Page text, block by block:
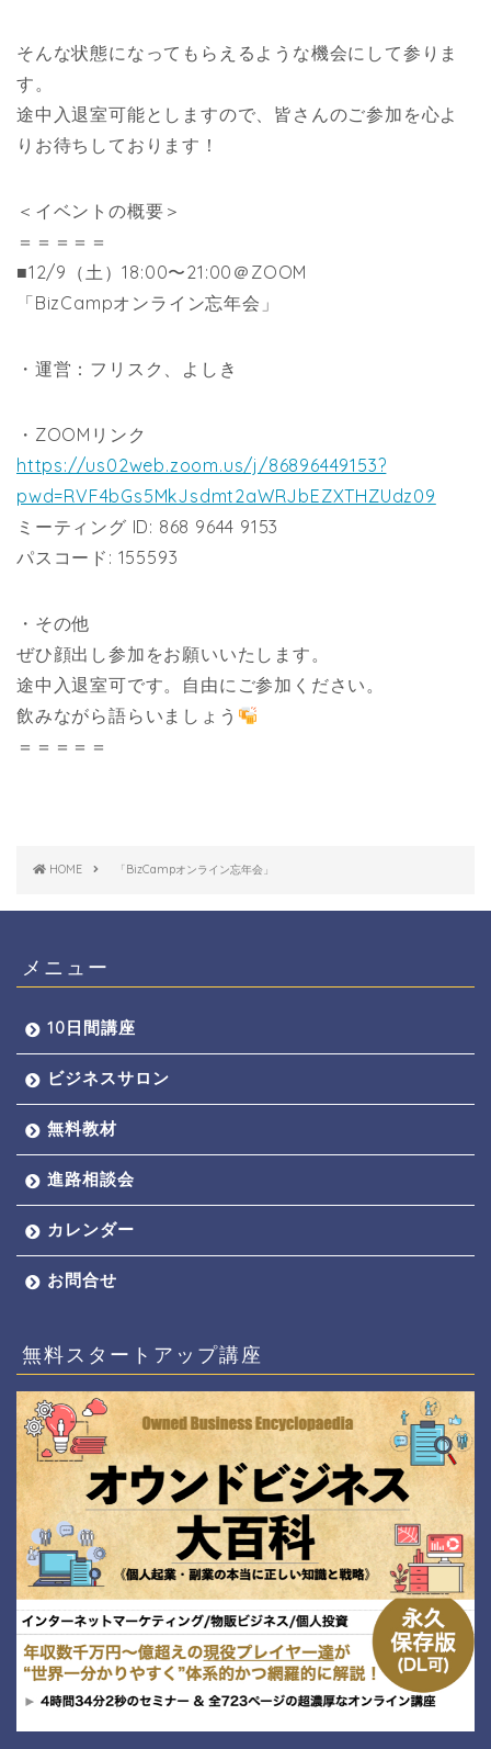
そんな状態になってもらえるような機会にして参りま
す。
途中入退室可能としますので、皆さんのご参加を心よ
りお待ちしております！
＜イベントの概要＞
＝＝＝＝＝
■12/9（土）18:00〜21:00＠ZOOM
「BizCampオンライン忘年会」
・運営：フリスク、よしき
・ZOOMリンク
https://us02web.zoom.us/j/86896449153?
pwd=RVF4bGs5MkJsdmt2aWRJbEZXTHZUdz09
ミーティング ID: 868 9644 9153
パスコード: 155593
・その他
ぜひ顔出し参加をお願いいたします。
途中入退室可です。自由にご参加ください。
飲みながら語らいましょう
＝＝＝＝＝
HOME 「BizCampオンライン忘年会」
メニュー
10日間講座
ビジネスサロン
無料教材
進路相談会
カレンダー
お問合せ
無料スタートアップ講座